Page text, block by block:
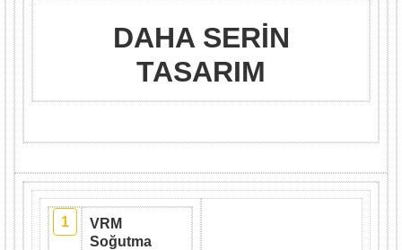
DAHA SERİN
TASARIM
1
VRM
Soğutma